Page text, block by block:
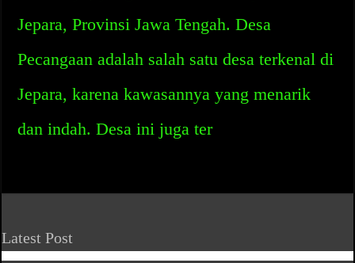
Jepara, Provinsi Jawa Tengah. Desa
Pecangaan adalah salah satu desa terkenal di
Jepara, karena kawasannya yang menarik
dan indah. Desa ini juga ter
Latest Post